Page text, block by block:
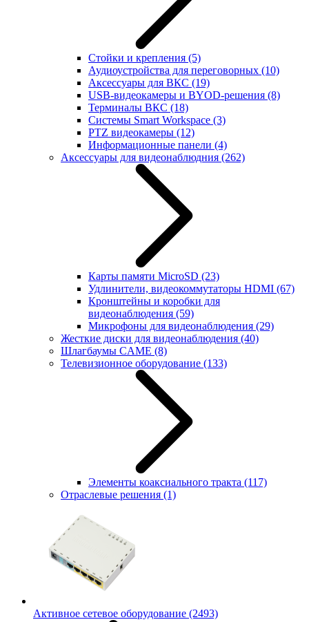
Стойки и крепления (5)
Аудиоустройства для переговорных (10)
Аксессуары для ВКС (19)
USB-видеокамеры и BYOD-решения (8)
Терминалы ВКС (18)
Системы Smart Workspace (3)
PTZ видеокамеры (12)
Информационные панели (4)
Аксессуары для видеонаблюдния (262)
Карты памяти MicroSD (23)
Удлинители, видеокоммутаторы HDMI (67)
Кронштейны и коробки для
видеонаблюдения (59)
Микрофоны для видеонаблюдения (29)
Жесткие диски для видеонаблюдения (40)
Шлагбаумы CAME (8)
Телевизионное оборудование (133)
Элементы коаксиального тракта (117)
Отраслевые решения (1)
Активное сетевое оборудование (2493)